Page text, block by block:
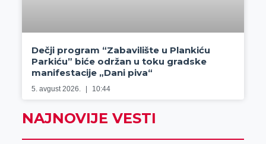
Dečji program “Zabavilište u Plankiću
Parkiću” biće održan u toku gradske
manifestacije „Dani piva“
5. avgust 2026. 10:44
NAJNOVIJE VESTI